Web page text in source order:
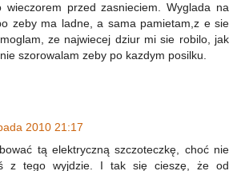
wieczorem przed zasnieciem. Wyglada na
zeby ma ladne, a sama pamietam,z e sie
ze najwiecej dziur mi sie robilo, jak
szorowalam zeby po kazdym posilku.
2010 21:17
tą elektryczną szczoteczkę, choć nie
z tego wyjdzie. I tak się cieszę, że od